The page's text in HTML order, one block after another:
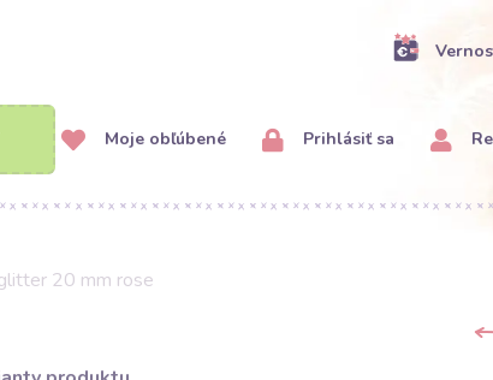
Moje obľúbené Prihlásiť sa
20 mm rose